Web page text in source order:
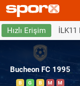
Hızlı Erişim İLK11
Bucheon FC 1995
B G B M M